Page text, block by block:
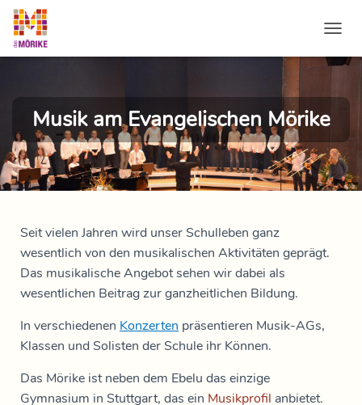
Musik am Evangelischen Mörike​
Seit vielen Jahren wird unser Schulleben ganz
wesentlich von den musikalischen Aktivitäten geprägt.
Das musikalische Angebot sehen wir dabei als
wesentlichen Beitrag zur ganzheitlichen Bildung.
In verschiedenen Konzerten präsentieren Musik-AGs,
Klassen und Solisten der Schule ihr Können.
Das Mörike ist neben dem Ebelu das einzige
Gymnasium in Stuttgart, das ein Musikprofil anbietet.